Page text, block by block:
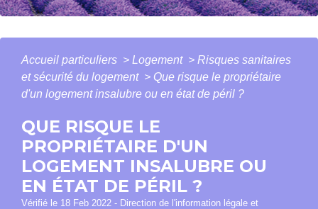
Accueil particuliers > Logement > Risques sanitaires
et sécurité du logement > Que risque le propriétaire
d'un logement insalubre ou en état de péril ?
QUE RISQUE LE
PROPRIÉTAIRE D'UN
LOGEMENT INSALUBRE OU
EN ÉTAT DE PÉRIL ?
Vérifié le 18 Feb 2022 - Direction de l'information légale et